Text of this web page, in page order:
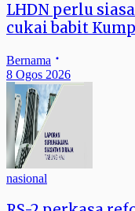
LHDN perlu
cukai babit
Bernama
8 Ogos 2026
nasional